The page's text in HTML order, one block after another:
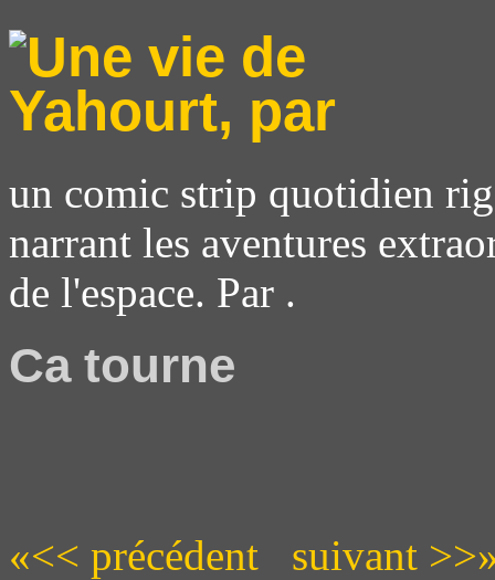
un comic strip quotidien
narrant les aventures
de l'espace. Par .
Ca tourne
«<< précédent suivant